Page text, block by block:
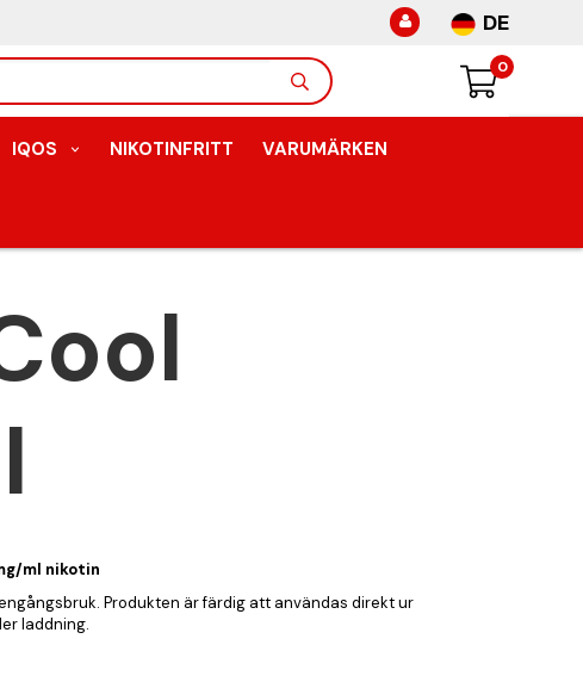
DE
0
IQOS NIKOTINFRITT VARUMÄRKEN
ml nikotin
Produkten är färdig att användas direkt ur
laddning.